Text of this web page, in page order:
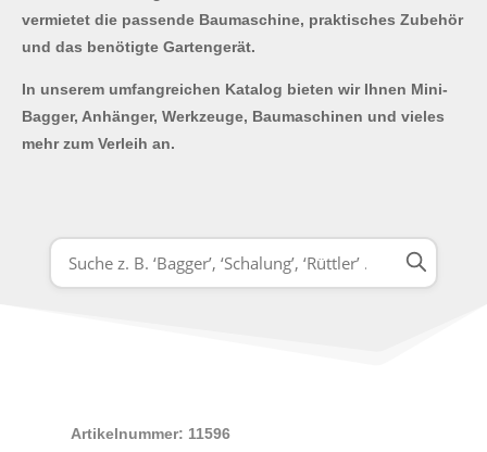
vermietet die passende Baumaschine, praktisches Zubehör
und das benötigte Gartengerät.
In unserem umfangreichen Katalog bieten wir Ihnen Mini-
Bagger, Anhänger, Werkzeuge, Baumaschinen und vieles
mehr zum Verleih an.
Artikelnummer: 11596